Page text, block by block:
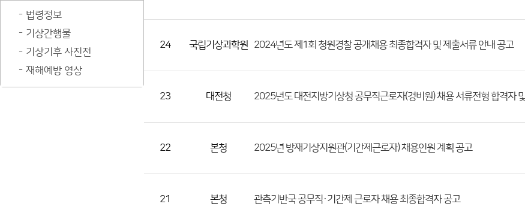
법령정보
기상간행물
기상기후 사진전
재해예방 영상
로
지
24 국립기상과학원 2024년도 제1회 청원경찰 공개채용 최종합격자 및 제출서류 안내 공고
23 대전청
22 본청 2025년 방재기상지원관(기간제근로자) 채용인원 계획 공고
21 본청 관측기반국 공무직·기간제 근로자 채용 최종합격자 공고